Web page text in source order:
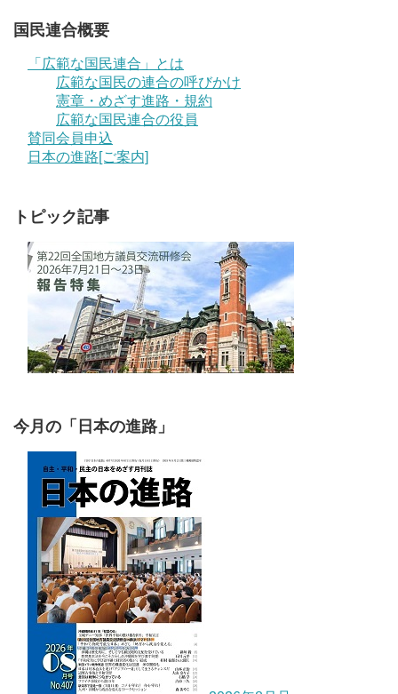
国民連合概要
「広範な国民連合」とは
広範な国民の連合の呼びかけ
憲章・めざす進路・規約
広範な国民連合の役員
賛同会員申込
日本の進路[ご案内]
トピック記事
今月の「日本の進路」